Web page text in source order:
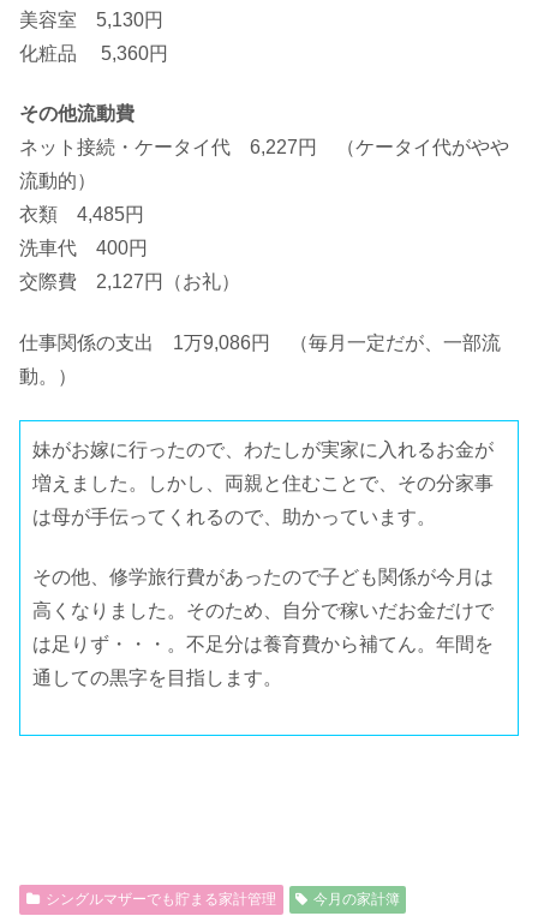
美容室 5,130円
化粧品 5,360円
その他流動費
ネット接続・ケータイ代 6,227円 （ケータイ代がやや
流動的）
衣類 4,485円
洗車代 400円
交際費 2,127円（お礼）
仕事関係の支出 1万9,086円 （毎月一定だが、一部流
動。）
妹がお嫁に行ったので、わたしが実家に入れるお金が
増えました。しかし、両親と住むことで、その分家事
は母が手伝ってくれるので、助かっています。
その他、修学旅行費があったので子ども関係が今月は
高くなりました。そのため、自分で稼いだお金だけで
は足りず・・・。不足分は養育費から補てん。年間を
通しての黒字を目指します。
シングルマザーでも貯まる家計管理 今月の家計簿